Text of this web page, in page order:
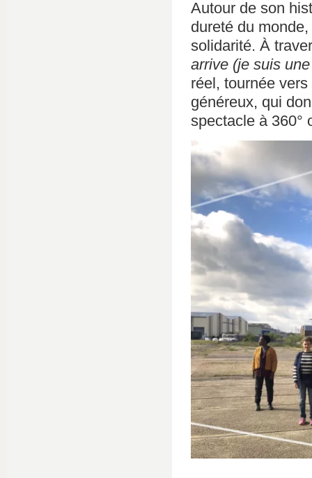
Autour de son
dureté du
solidarité. À
arrive (je suis
réel, tournée
généreux, qui
spectacle à 360°